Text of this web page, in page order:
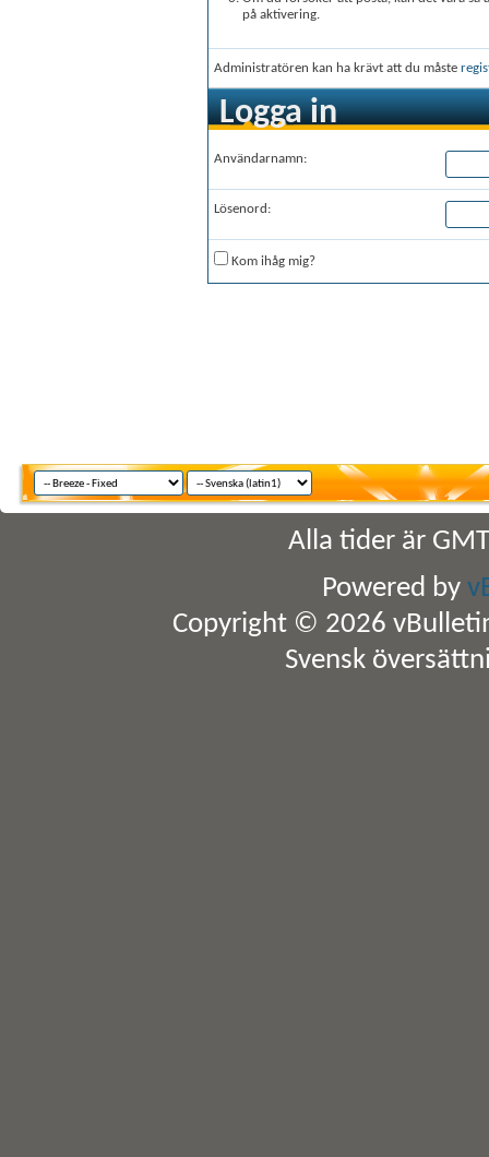
på aktivering.
Administratören kan ha krävt att du måste
Logga in
Användarnamn:
Lösenord:
Kom ihåg mig?
Alla tider är
Powered by
Copyright © 2026
Svensk